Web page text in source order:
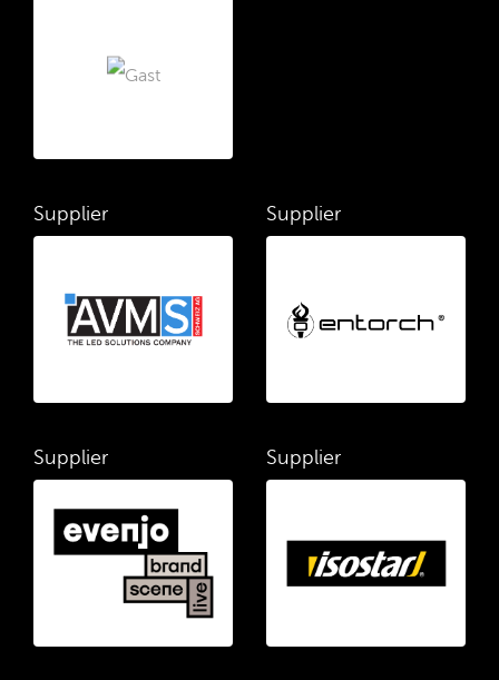
Supplier Supplier
Supplier Supplier